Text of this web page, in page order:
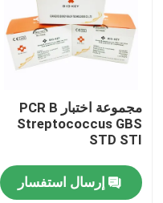
منتجات
أشرطة فيديو
مجموعة اختبار PCR B
Streptococcus GBS
STD STI
إرسال استفسار